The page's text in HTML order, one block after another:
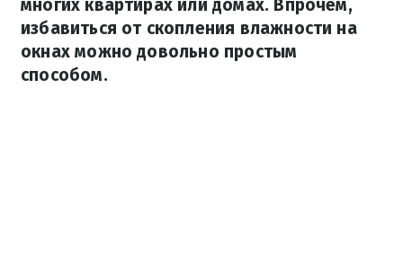
многих квартирах или домах. Впрочем,
избавиться от скопления влажности на
окнах можно довольно простым
способом.